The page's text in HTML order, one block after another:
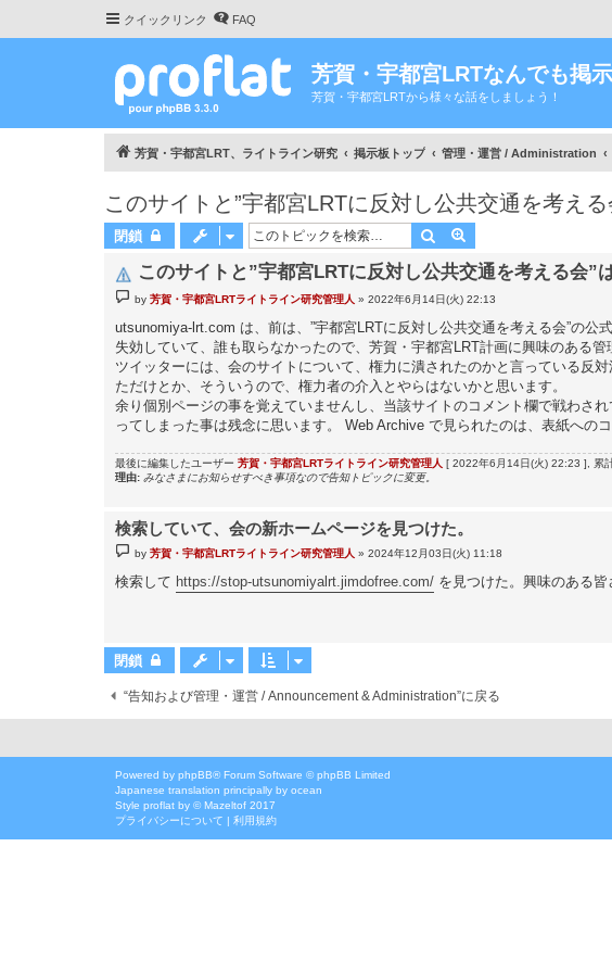
クイックリンク FAQ
芳賀・宇都宮LRTなんでも掲
芳賀・宇都宮LRTから様々な話をしましょう！
芳賀・宇都宮LRT、ライトライン研究 掲示板トップ 管理・運営 / Administration
このサイトと”宇都宮LRTに反対し公共交通を考える
閉鎖 検索
このサイトと”宇都宮LRTに反対し公共交通を考える会”
投
稿
事
by芳賀・宇都宮LRTライトライン研究管理人 »2022年6月14日(火) 22:13
utsunomiya-lrt.com は、前は、”宇都宮LRTに反対し公共交通を考える会”の
失効していて、誰も取らなかったので、芳賀・宇都宮LRT計画に興味のある管
ツイッターには、会のサイトについて、権力に潰されたのかと言っている反
ただけとか、そういうので、権力者の介入とやらはないかと思います。
余り個別ページの事を覚えていませんし、当該サイトのコメント欄で戦わさ
ってしまった事は残念に思います。 Web Archive で見られたのは、表紙への
最後に編集したユーザー 芳賀・宇都宮LRTライトライン研究管理人 [ 2022年6月14日(火) 22:23 ], 累
理由: みなさまにお知らせすべき事項なので告知トピックに変更。
検索していて、会の新ホームページを見つけた。
投
稿
記
事
by芳賀・宇都宮LRTライトライン研究管理人 »2024年12月03日(火) 11:18
検索して https://stop-utsunomiyalrt.jimdofree.com/ を見つけた。興味のある皆
閉鎖
“告知および管理・運営 / Announcement & Administration”に戻る
Powered by phpBB® Forum Software © phpBB Limited
Japanese translation principally by ocean
Style proflat by ©Mazeltof 2017
プライバシーについて | 利用規約